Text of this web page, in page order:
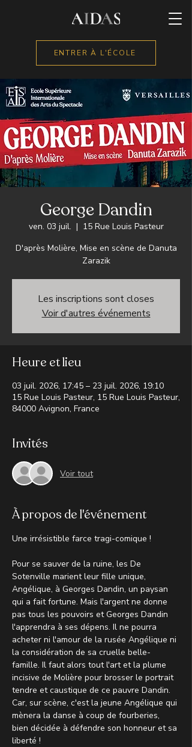
ENTRER À L'ÉCOLE
George Dandin
ven. 03 juil.
  |
15 Rue Louis Pasteur
D'après Molière, Mise en scène de Danuta
Zarazik
Les inscriptions sont closes
Voir d'autres événements
Heure et lieu
03 juil. 2026, 17:45 – 23 juil. 2026, 19:10
15 Rue Louis Pasteur, 15 Rue Louis Pasteur,
84000 Avignon, France
Invités
Voir tout
À propos de l'événement
Une irrésistible farce tragi-comique !
Pour se sauver de la ruine, les De
Sotenville marient leur fille unique,
Angélique, à Georges Dandin, un paysan
qui a fait fortune. Mais l'argent ne donne
pas tous les pouvoirs et Georges Dandin
l'apprendra à ses dépens. Il ne pourra
acheter ni l'amour de la rusée Angélique ni
la considération de sa cruelle belle-
famille. Il faut alors tout l'art et la plume
incisive de Molière pour brosser le portrait
tendre et caustique de ce pauvre Dandin.
Car, sur scène, c'est la jeune Angélique qui
mènera la danse à coup de fourberies,
bien décidée à défendre son honneur et sa
liberté !